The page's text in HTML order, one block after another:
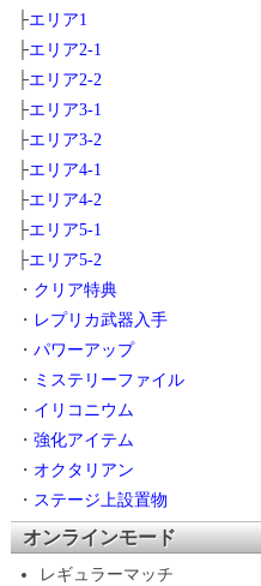
├エリア1
├エリア2-1
├エリア2-2
├エリア3-1
├エリア3-2
├エリア4-1
├エリア4-2
├エリア5-1
├エリア5-2
・ クリア特典
・ レプリカ武器入手
・ パワーアップ
・ ミステリーファイル
・ イリコニウム
・ 強化アイテム
・ オクタリアン
・ ステージ上設置物
オンラインモード
レギュラーマッチ